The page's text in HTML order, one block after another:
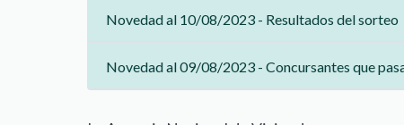
Novedad al 10/08/2023 - Resultados del sorteo
Novedad al 09/08/2023 - Concursantes que